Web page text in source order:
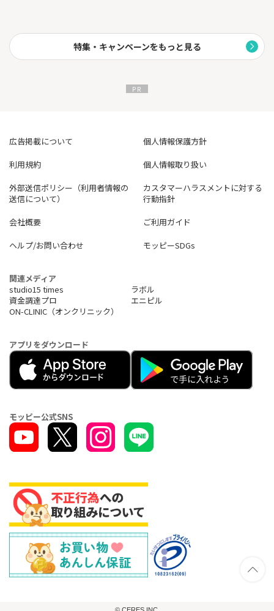
特集・キャンペーンをもっと見る
広告掲載について
個人情報保護方針
利用規約
個人情報取り扱い
外部送信ポリシー（利用者情報の
送信について）
カスタマーハラスメントに対する
行動指針
会社概要
ご利用ガイド
ヘルプ/お問い合わせ
モッピーSDGs
関連メディア
studio15 times
ラボル
資金調達プロ
エニピル
ON-CLINIC（オンクリニック）
アプリをダウンロード
モッピー公式SNS